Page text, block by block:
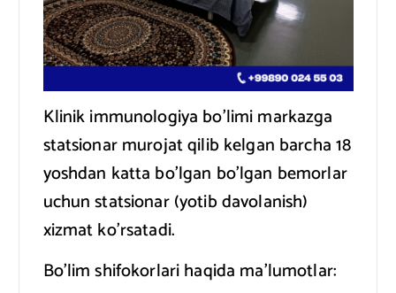
Klinik immunologiya bo’limi markazga
statsionar murojat qilib kelgan barcha 18
yoshdan katta bo’lgan bo’lgan bemorlar
uchun statsionar (yotib davolanish)
xizmat ko’rsatadi.
Bo’lim shifokorlari haqida ma’lumotlar: